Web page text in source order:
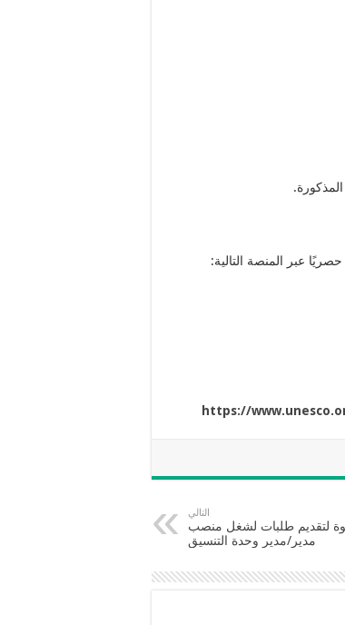
حصريًا عبر المنصة التالية:
https://
التالي
لتقديم طلبات لشغل منصب
مدير/مدير وحدة التنسيق